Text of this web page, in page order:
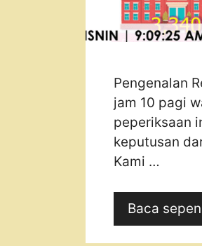
Pengenalan
jam 10 pagi
peperiksaan
keputusan
Kami …
Baca